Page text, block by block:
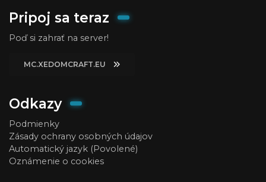
Pripoj sa teraz
Poď si zahrať na server!
MC.XEDOMCRAFT.EU
Odkazy
Podmienky
Zásady ochrany osobných údajov
Automatický jazyk (Povolené)
Oznámenie o cookies